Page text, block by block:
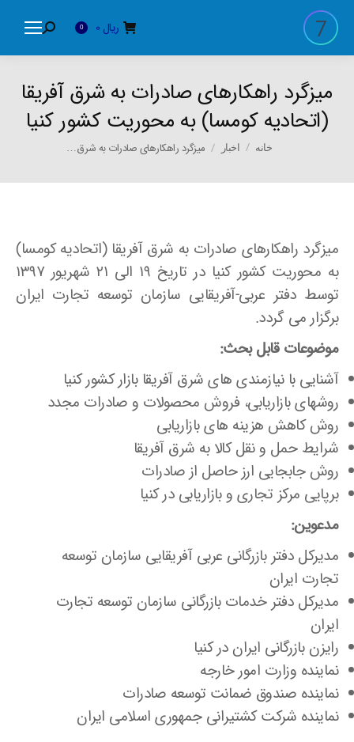
ریال 0
Search:
میزگرد راهکارهای صادرات به شرق آفریقا
(اتحادیه کومسا) به محوریت کشور کنیا
You are here:
خانه اخبار میزگرد راهکارهای صادرات به شرق…
میزگرد راهکارهای صادرات به شرق آفریقا (اتحادیه کومسا)
به محوریت کشور کنیا در تاریخ ۱۹ الی ۲۱ شهریور ۱۳۹۷
توسط دفتر عربی-آفریقایی سازمان توسعه تجارت ایران
برگزار می گردد.
موضوعات قابل بحث:
آشنایی با نیازمندی های شرق آفریقا بازار کشور کنیا
روشهای بازاریابی، فروش محصولات و صادرات مجدد
روش کاهش هزینه های بازاریابی
شرایط حمل و نقل کالا به شرق آفریقا
روش جابجایی ارز حاصل از صادرات
برپایی مرکز تجاری و بازاریابی در کنیا
مدعوین:
مدیرکل دفتر بازرگانی عربی آفریقایی سازمان توسعه
تجارت ایران
مدیرکل دفتر خدمات بازرگانی سازمان توسعه تجارت
ایران
رایزن بازرگانی ایران در کنیا
نماینده وزارت امور خارجه
نماینده صندوق ضمانت توسعه صادرات
نماینده شرکت کشتیرانی جمهوری اسلامی ایران